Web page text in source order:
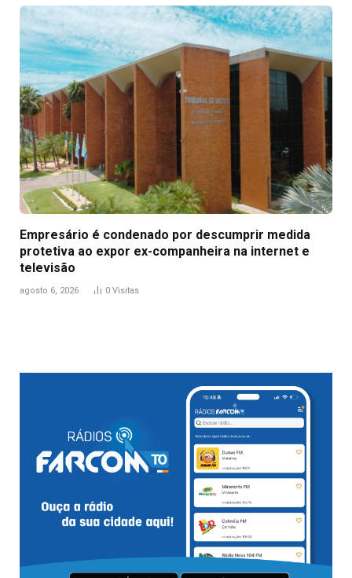
Empresário é condenado por descumprir medida
protetiva ao expor ex-companheira na internet e
televisão
agosto 6, 2026 0 Visitas